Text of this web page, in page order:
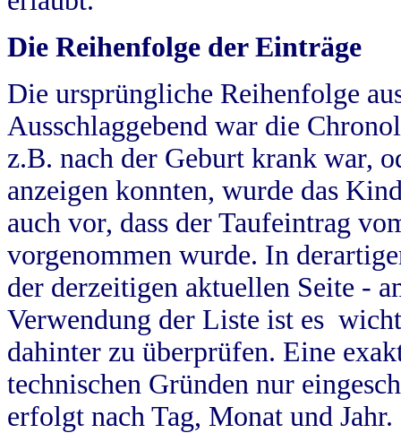
Die Reihenfolge der Einträge
Die ursprüngliche Reihenfolge
Ausschlaggebend war die
z.B. nach der Geburt krank war,
anzeigen konnten, wurde das
auch vor, dass der Taufeintrag
vorgenommen wurde. In
der derzeitigen aktuellen Seite -
Verwendung der Liste ist es
dahinter zu überprüfen. Eine
technischen Gründen nur
erfolgt nach Tag, Monat und Jahr.